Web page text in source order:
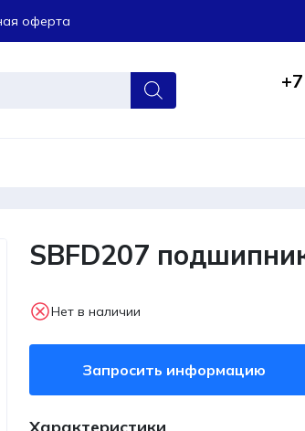
оферта
SBFD207
Нет в наличии
Запросить информацию